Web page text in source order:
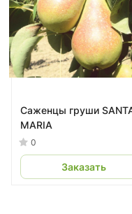
Саженцы груши
MARIA
0
Заказать